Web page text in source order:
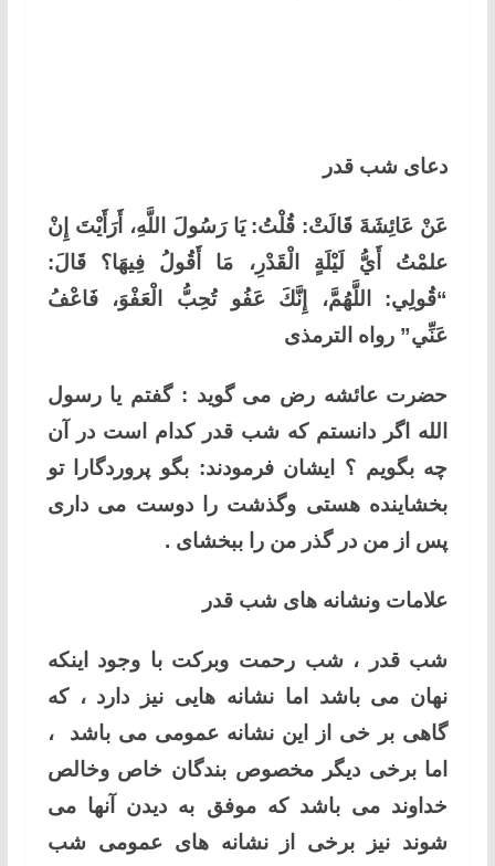
دعای شب قدر
عَنْ عَائِشَةَ قَالَتْ: قُلْتُ: يَا رَسُولَ اللَّهِ، أَرَأَيْتَ إِنْ
علمْتُ أَيُّ لَيْلَةٍ الْقَدْرِ، مَا أَقُولُ فِيهَا؟ قَالَ:
“قُولِي: اللَّهُمَّ، إِنَّكَ عَفُو تُحِبُّ الْعَفْوَ، فَاعْفُ
عَنِّي” رواه الترمذی
حضرت عائشه رض می گوید : گفتم یا رسول
الله اگر دانستم که شب قدر کدام است در آن
چه بگویم ؟ ایشان فرمودند: بگو پروردگارا تو
بخشاینده هستی وگذشت را دوست می داری
پس از من در گذر من را ببخشای .
علامات ونشانه های شب قدر
شب قدر ، شب رحمت وبرکت با وجود اینکه
نهان می باشد اما نشانه هایی نیز دارد ، که
گاهی بر خی از این نشانه عمومی می باشد ،
اما برخی دیگر مخصوص بندگان خاص وخالص
خداوند می باشد که موفق به دیدن آنها می
شوند نیز برخی از نشانه های عمومی شب